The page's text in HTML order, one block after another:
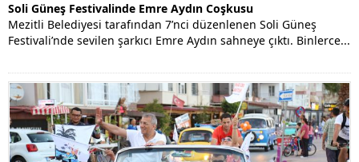
Soli Güneş Festivalinde Emre Aydın Coşkusu
Mezitli Belediyesi tarafından 7’nci düzenlenen Soli Güneş
Festivali’nde sevilen şarkıcı Emre Aydın sahneye çıktı. Binlerce...